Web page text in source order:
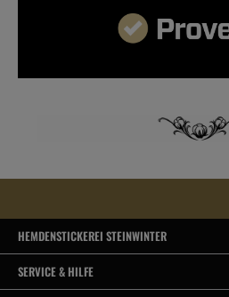
HEMDENSTICKEREI STEINWINTER
SERVICE & HILFE